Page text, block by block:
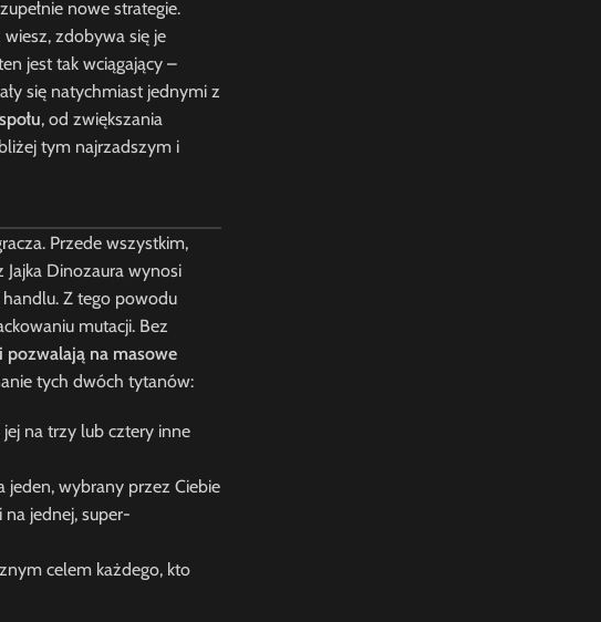
nowe strategie.
zdobywa się je
jest tak wciągający –
się natychmiast jednymi z
, od zwiększania
tym najrzadszym i
Przede wszystkim,
Jajka Dinozaura wynosi
Z tego powodu
mutacji. Bez
pozwalają na masowe
tych dwóch tytanów:
jej na trzy lub cztery inne
jeden, wybrany przez Ciebie
jednej, super-
celem każdego, kto